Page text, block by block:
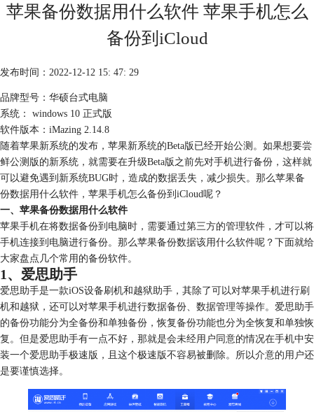
苹果备份数据用什么软件 苹果手机怎么
备份到iCloud
发布时间：2022-12-12 15: 47: 29
品牌型号：华硕台式电脑
系统： windows 10 正式版
软件版本：iMazing 2.14.8
随着苹果新系统的发布，苹果新系统的Beta版已经开始公测。如果想要尝
鲜公测版的新系统，就需要在升级Beta版之前先对手机进行备份，这样就
可以避免遇到新系统BUG时，造成的数据丢失，减少损失。那么苹果备
份数据用什么软件，苹果手机怎么备份到iCloud呢？
一、苹果备份数据用什么软件
苹果手机在将数据备份到电脑时，需要通过第三方的管理软件，才可以将
手机连接到电脑进行备份。那么苹果备份数据该用什么软件呢？下面就给
大家盘点几个常用的备份软件。
1、爱思助手
爱思助手是一款iOS设备刷机和越狱助手，其除了可以对苹果手机进行刷
机和越狱，还可以对苹果手机进行数据备份、数据管理等操作。爱思助手
的备份功能分为全备份和单独备份，恢复备份功能也分为全恢复和单独恢
复。但是爱思助手有一点不好，那就是会未经用户同意的情况在手机中安
装一个爱思助手极速版，且这个极速版不容易被删除。所以介意的用户还
是要谨慎选择。